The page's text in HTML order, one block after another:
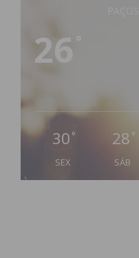
26
30 °
SEX
28 °
SÁB